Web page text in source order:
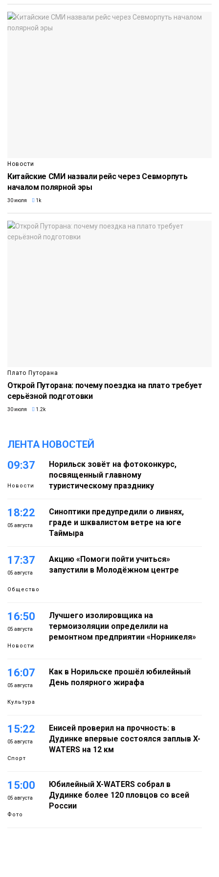
Новости
Китайские СМИ назвали рейс через Севморпуть
началом полярной эры
30 июля 1k
Плато Путорана
Открой Путорана: почему поездка на плато требует
серьёзной подготовки
30 июля 1.2k
ЛЕНТА НОВОСТЕЙ
09:37
Новости
Норильск зовёт на фотоконкурс,
посвященный главному
туристическому празднику
18:22
05 августа
Синоптики предупредили о ливнях,
граде и шквалистом ветре на юге
Таймыра
17:37
05 августа
Общество
Акцию «Помоги пойти учиться»
запустили в Молодёжном центре
16:50
05 августа
Новости
Лучшего изолировщика на
термоизоляции определили на
ремонтном предприятии «Норникеля»
16:07
05 августа
Культура
Как в Норильске прошёл юбилейный
День полярного жирафа
15:22
05 августа
Спорт
Енисей проверил на прочность: в
Дудинке впервые состоялся заплыв X-
WATERS на 12 км
15:00
05 августа
Фото
Юбилейный X-WATERS собрал в
Дудинке более 120 пловцов со всей
России